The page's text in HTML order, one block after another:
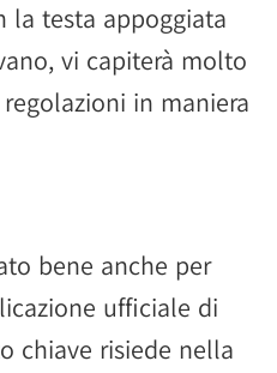
la testa appoggiata
vi capiterà molto
in maniera
bene anche per
ufficiale di
chiave risiede nella